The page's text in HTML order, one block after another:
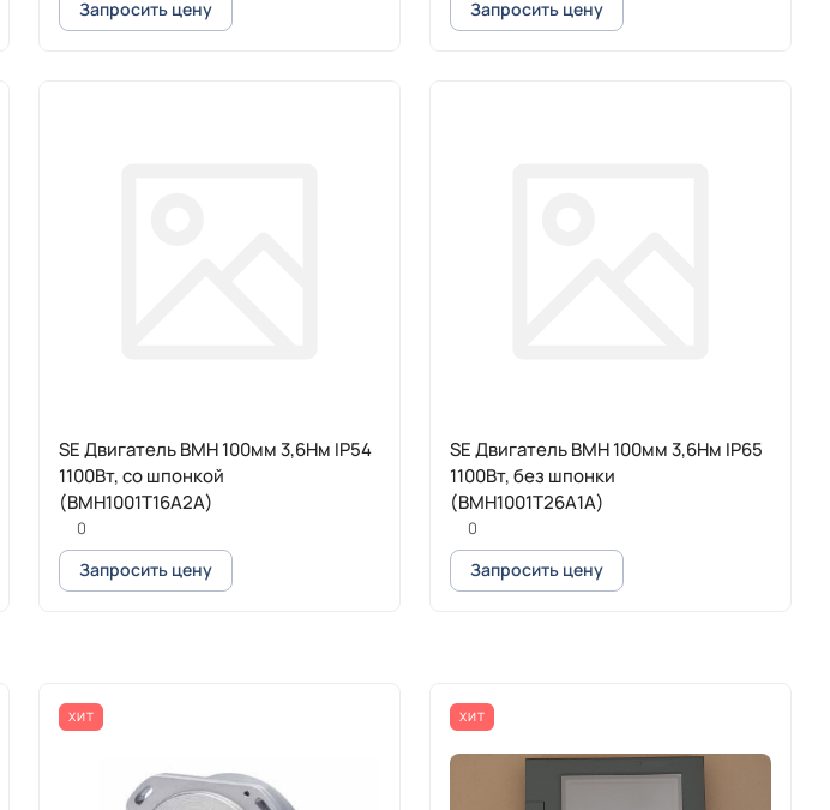
Запросить цену Запросить цену
SE Двигатель BMH 100мм 3,6Нм IP54
1100Вт, со шпонкой
(BMH1001T16A2A)
0
Запросить цену
SE Двигатель BMH 100мм 3,6Нм IP65
1100Вт, без шпонки
(BMH1001T26A1A)
0
Запросить цену
ХИТ ХИТ